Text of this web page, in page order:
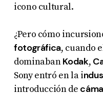
icono cultural.
¿Pero cómo
fotográfica, cuando
dominabanKodak,
Sony entró en la i
introducción de